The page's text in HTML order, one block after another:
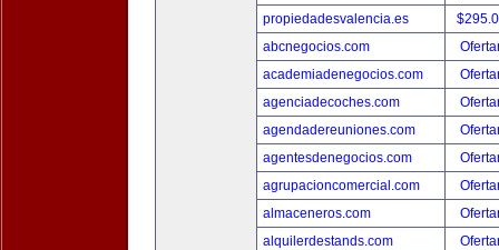
propiedadesvalencia.es
abcnegocios.com
academiadenegocios.com
agenciadecoches.com
agendadereuniones.com
agentesdenegocios.com
agrupacioncomercial.com
almaceneros.com
alquilerdestands.com